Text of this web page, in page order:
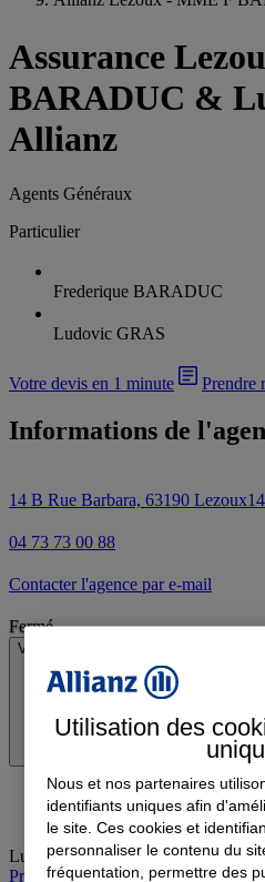
Assurance
BARADUC &
Allianz
Agents Généraux
Particulier
Frederique BARADUC
Ludovic GRAS
Votre devis en 1 minute Prendre
Informations de
14 B Rue Barbara, 63190 Lezoux
04 73 73 00 88
Contacter l'agence par e-mail
Fermé
Voir les horaires
Lundi: Fermé
Prendre rendez-vous à l'agence
Utilisation des
Nous et nos partenaires
identifiants uniques afin
le site. Ces cookies et
personnaliser le contenu du
fréquentation, permettre des